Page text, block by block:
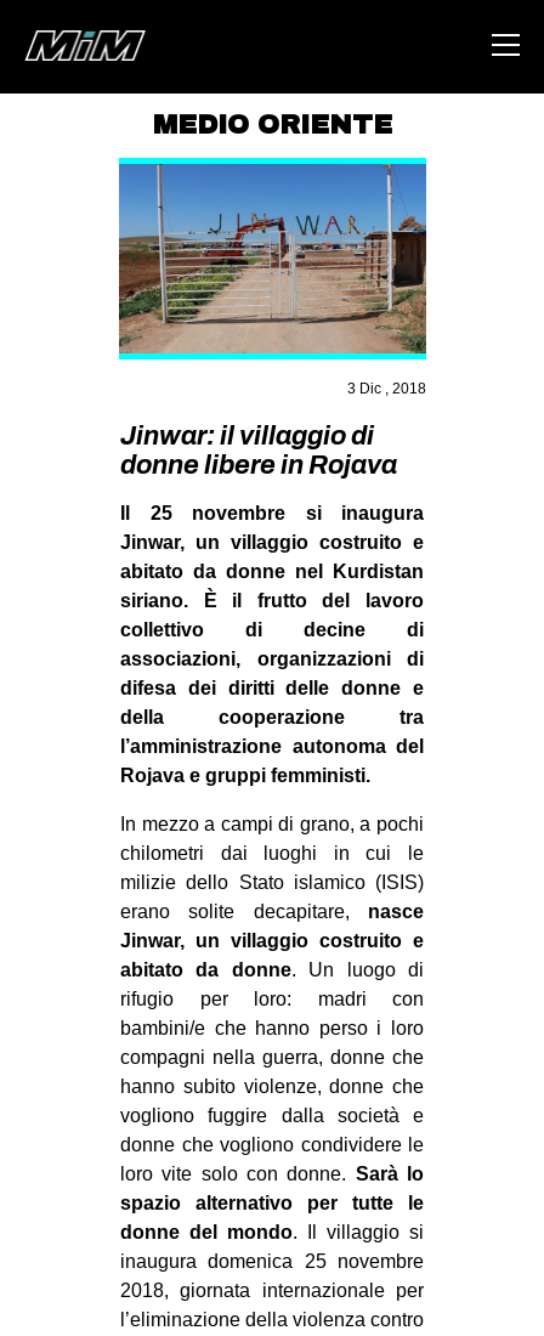
AREA
DEGENERAZIONE
GAZA FREESTYLE
CSOA LAMBRETTA
MSM
STUDENTI TSUNAMI
ZAM
MILANO
MOBILITAZIONI
SPAZI
SPORT POPOLARE
MOVIMENTI
AMBIENTE
ANTIFASCISMO
DIRITTO ALL’ABITARE
MIGRAZIONI
PRECARIATO
REPRESSIONE
STUDENTI
CULTURE
ARTE
CINEMA
MANIFESTI
RECENSIONI
MEDIO ORIENTE
3 Dic , 2018
Jinwar: il villaggio di
donne libere in Rojava
Il 25 novembre si inaugura
Jinwar, un villaggio costruito e
abitato da donne nel Kurdistan
siriano. È il frutto del lavoro
collettivo di decine di
associazioni, organizzazioni di
difesa dei diritti delle donne e
della cooperazione tra
l’amministrazione autonoma del
Rojava e gruppi femministi.
In mezzo a campi di grano, a pochi
chilometri dai luoghi in cui le
milizie dello Stato islamico (ISIS)
erano solite decapitare, nasce
Jinwar, un villaggio costruito e
abitato da donne. Un luogo di
rifugio per loro: madri con
bambini/e che hanno perso i loro
compagni nella guerra, donne che
hanno subito violenze, donne che
vogliono fuggire dalla società e
donne che vogliono condividere le
loro vite solo con donne. Sarà lo
spazio alternativo per tutte le
donne del mondo. Il villaggio si
inaugura domenica 25 novembre
2018, giornata internazionale per
l’eliminazione della violenza contro